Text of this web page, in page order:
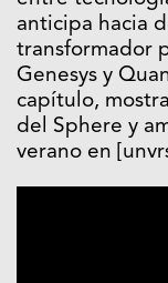
anticipa hacia
transformador
Genesys y
capítulo,
del Sphere y
verano en